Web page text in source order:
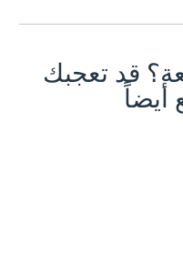
قد تعجبك
أيضاً